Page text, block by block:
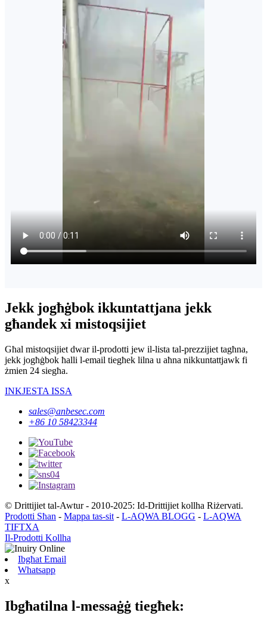
Jekk jogħġbok ikkuntattjana jekk
għandek xi mistoqsijiet
Għal mistoqsijiet dwar il-prodotti jew il-lista tal-prezzijiet tagħna,
jekk jogħġbok ħalli l-email tiegħek lilna u aħna nikkuntattjawk fi
żmien 24 siegħa.
INKJESTA ISSA
sales@anbesec.com
+86 10 58423344
© Drittijiet tal-Awtur - 2010-2025: Id-Drittijiet kollha Riżervati.
Prodotti Sħan - Mappa tas-sit - L-AQWA BLOGG - L-AQWA
TIFTXA
Il-Prodotti Kollha
Ibgħat Email
Whatsapp
x
Ibgħatilna l-messaġġ tiegħek: